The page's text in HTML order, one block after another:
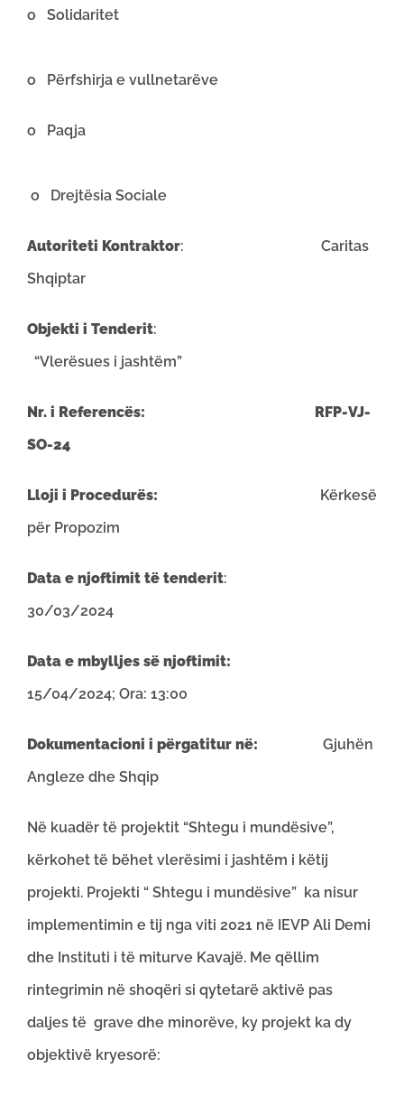
o Solidaritet
o Përfshirja e vullnetarëve
o Paqja
o Drejtësia Sociale
Autoriteti Kontraktor: Caritas
Shqiptar
Objekti i Tenderit:
“Vlerësues i jashtëm”
Nr. i Referencës:
RFP-VJ-
SO-24
Lloji i Procedurës: Kërkesë
për Propozim
Data e njoftimit të tenderit:
30/03/2024
Data e mbylljes së njoftimit:
15/04/2024; Ora: 13:00
Dokumentacioni i përgatitur në: Gjuhën
Angleze dhe Shqip
Në kuadër të projektit “Shtegu i mundësive”,
kërkohet të bëhet vlerësimi i jashtëm i këtij
projekti. Projekti “ Shtegu i mundësive” ka nisur
implementimin e tij nga viti 2021 në IEVP Ali Demi
dhe Instituti i të miturve Kavajë. Me qëllim
rintegrimin në shoqëri si qytetarë aktivë pas
daljes të grave dhe minorëve, ky projekt ka dy
objektivë kryesorë: